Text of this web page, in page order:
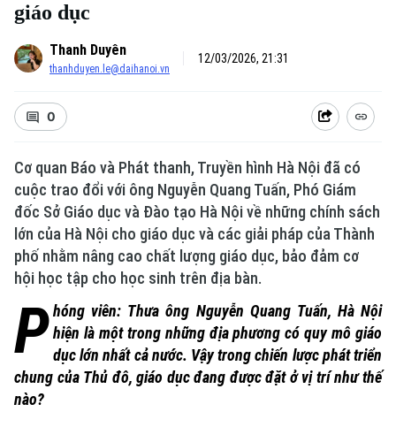
giáo dục
Thanh Duyên
thanhduyen.le@daihanoi.vn
12/03/2026, 21:31
0
Cơ quan Báo và Phát thanh, Truyền hình Hà Nội đã có
cuộc trao đổi với ông Nguyễn Quang Tuấn, Phó Giám
đốc Sở Giáo dục và Đào tạo Hà Nội về những chính sách
lớn của Hà Nội cho giáo dục và các giải pháp của Thành
phố nhằm nâng cao chất lượng giáo dục, bảo đảm cơ
hội học tập cho học sinh trên địa bàn.
Phóng viên: Thưa ông Nguyễn Quang Tuấn, Hà Nội
hiện là một trong những địa phương có quy mô giáo
dục lớn nhất cả nước. Vậy trong chiến lược phát triển
chung của Thủ đô, giáo dục đang được đặt ở vị trí như thế
nào?